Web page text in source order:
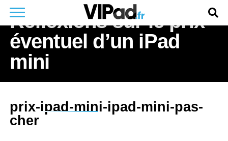
Réflexions sur le prix
éventuel d’un iPad
mini
prix-ipad-mini-ipad-mini-pas-
cher